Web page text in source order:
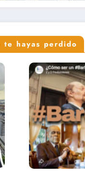
te hayas perdido